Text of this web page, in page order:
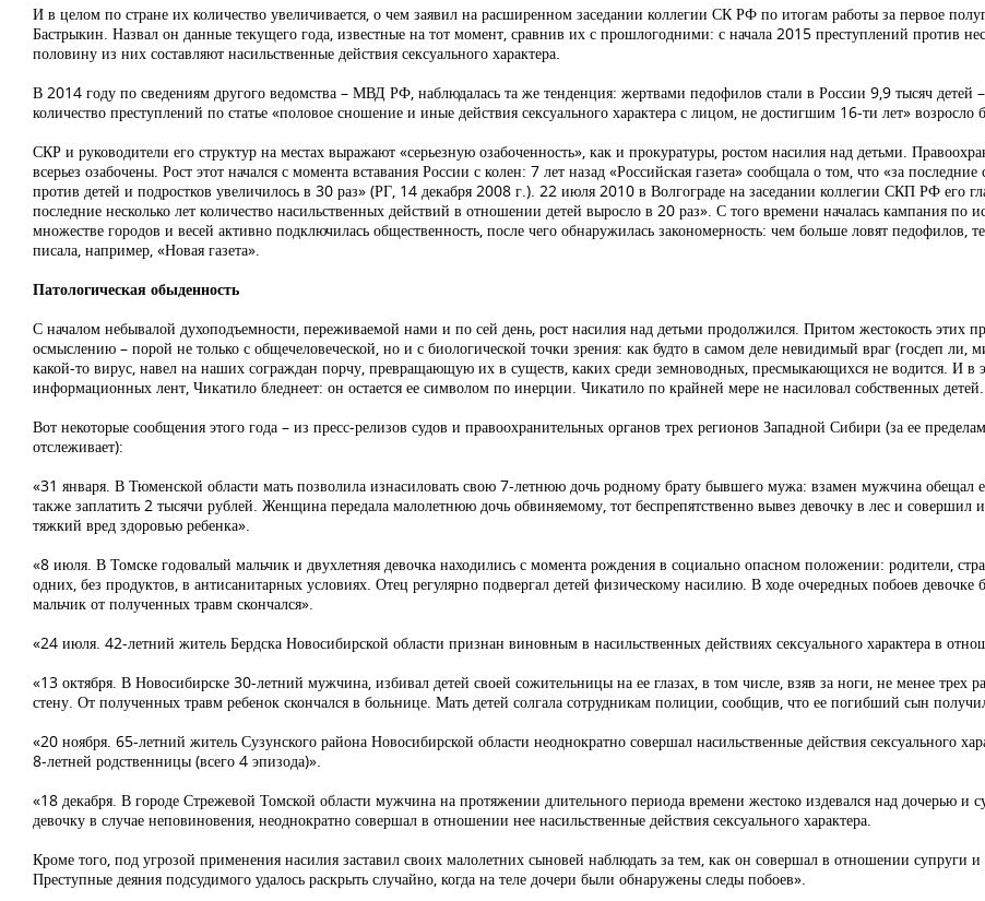
И в целом по стране их количество увеличивается, о чем заявил на расширенном заседании коллегии СК РФ по итогам работы за первое
Бастрыкин. Назвал он данные текущего года, известные на тот момент, сравнив их с прошлогодними: с начала 2015 преступлений против
половину из них составляют насильственные действия сексуального характера.
В 2014 году по сведениям другого ведомства – МВД РФ, наблюдалась та же тенденция: жертвами педофилов стали в России 9,9 тысяч детей
количество преступлений по статье «половое сношение и иные действия сексуального характера с лицом, не достигшим 16-ти лет» возросло
СКР и руководители его структур на местах выражают «серьезную озабоченность», как и прокуратуры, ростом насилия над детьми.
всерьез озабочены. Рост этот начался с момента вставания России с колен: 7 лет назад «Российская газета» сообщала о том, что «за
против детей и подростков увеличилось в 30 раз» (РГ, 14 декабря 2008 г.). 22 июля 2010 в Волгограде на заседании коллегии СКП РФ его
последние несколько лет количество насильственных действий в отношении детей выросло в 20 раз». С того времени началась кампания по
множестве городов и весей активно подключилась общественность, после чего обнаружилась закономерность: чем больше ловят педофилов,
писала, например, «Новая газета».
Патологическая обыденность
С началом небывалой духоподъемности, переживаемой нами и по сей день, рост насилия над детьми продолжился. Притом жестокость этих
осмыслению – порой не только с общечеловеческой, но и с биологической точки зрения: как будто в самом деле невидимый враг (госдеп ли,
какой-то вирус, навел на наших сограждан порчу, превращающую их в существ, каких среди земноводных, пресмыкающихся не водится. И в
информационных лент, Чикатило бледнеет: он остается ее символом по инерции. Чикатило по крайней мере не насиловал собственных детей.
Вот некоторые сообщения этого года – из пресс-релизов судов и правоохранительных органов трех регионов Западной Сибири (за ее
отслеживает):
«31 января. В Тюменской области мать позволила изнасиловать свою 7-летнюю дочь родному брату бывшего мужа: взамен мужчина обещал
также заплатить 2 тысячи рублей. Женщина передала малолетнюю дочь обвиняемому, тот беспрепятственно вывез девочку в лес и совершил
тяжкий вред здоровью ребенка».
«8 июля. В Томске годовалый мальчик и двухлетняя девочка находились с момента рождения в социально опасном положении: родители,
одних, без продуктов, в антисанитарных условиях. Отец регулярно подвергал детей физическому насилию. В ходе очередных побоев
мальчик от полученных травм скончался».
«24 июля. 42-летний житель Бердска Новосибирской области признан виновным в насильственных действиях сексуального характера в
«13 октября. В Новосибирске 30-летний мужчина, избивал детей своей сожительницы на ее глазах, в том числе, взяв за ноги, не менее трех
стену. От полученных травм ребенок скончался в больнице. Мать детей солгала сотрудникам полиции, сообщив, что ее погибший сын
«20 ноября. 65-летний житель Сузунского района Новосибирской области неоднократно совершал насильственные действия сексуального
8-летней родственницы (всего 4 эпизода)».
«18 декабря. В городе Стрежевой Томской области мужчина на протяжении длительного периода времени жестоко издевался над дочерью и
девочку в случае неповиновения, неоднократно совершал в отношении нее насильственные действия сексуального характера.
Кроме того, под угрозой применения насилия заставил своих малолетних сыновей наблюдать за тем, как он совершал в отношении супруги и
Преступные деяния подсудимого удалось раскрыть случайно, когда на теле дочери были обнаружены следы побоев».